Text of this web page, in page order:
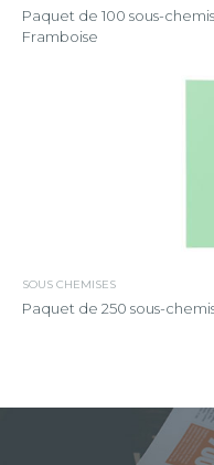
Paquet de 100 sous-
Framboise
SOUS CHEMISES
Paquet de 250 sous-